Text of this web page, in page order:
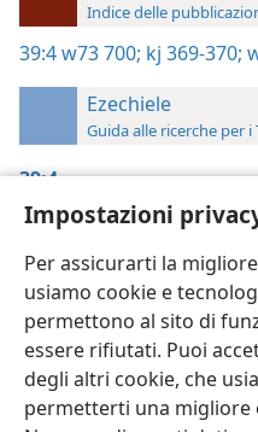
Impostazioni
Per assicurarti la
usiamo cookie e
permettono al sito di
essere rifiutati. Puoi
degli altri cookie, che
permetterti una migliore
Indice delle
39:4w73 700; kj 369-370;
Ezechiele
Guida alle ricerche per i
39:4
Pura adorazione, p. 182
Italiano
Copyright© 2026 Watch Tower
Condizioni d’uso